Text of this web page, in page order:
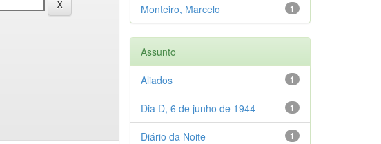
1
Monteiro, Marcelo
Assunto
1
Aliados
1
Dia D, 6 de junho de 1944
1
Diário da Noite